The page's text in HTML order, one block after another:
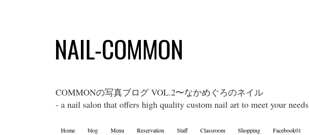
NAIL-COMMON
COMMONの写真ブログ VOL.2〜なかめぐろのネイル
- a nail salon that offers high quality custom nail art to meet your needs
Home blog Menu Reservation Staff Classroom Shopping Facebook01